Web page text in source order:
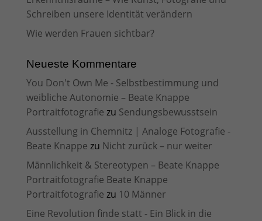
Schreiben unsere Identität verändern
Wie werden Frauen sichtbar?
Neueste Kommentare
You Don't Own Me - Selbstbestimmung und
weibliche Autonomie – Beate Knappe
Portraitfotografie zu Sendungsbewusstsein
Ausstellung in Chemnitz | Analoge Fotografie -
Beate Knappe zu Nicht zurück – nur weiter
Männlichkeit & Stereotypen – Beate Knappe
Portraitfotografie Beate Knappe
Portraitfotografie zu 10 Männer
Eine Revolution finde statt - Ein Blick in die